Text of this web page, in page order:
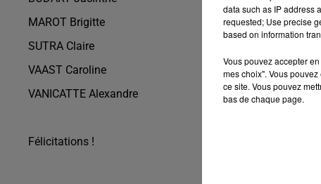
MAROT Brigitte
SUTRA Claire
VAAST Caroline
VANICATTE Alexandre
Félicitations !
data such as IP address
requested; Use precise
based on information
Vous pouvez accepter
mes choix". Vous
ce site. Vous pouvez
bas de chaque page.